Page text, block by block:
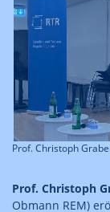
Prof. Christoph
Prof. Christoph
Obmann REM)